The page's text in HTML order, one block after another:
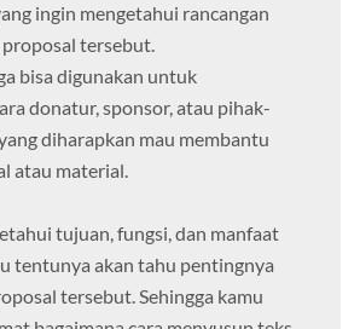
ingin mengetahui rancangan
proposal tersebut.
bisa digunakan untuk
donatur, sponsor, atau pihak-
diharapkan mau membantu
atau material.
tujuan, fungsi, dan manfaat
tentunya akan tahu pentingnya
tersebut. Sehingga kamu